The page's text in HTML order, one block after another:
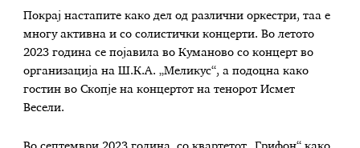
Покрај настапите како дел од различни оркестри, таа е
многу активна и со солистички концерти. Во летото
2023 година се појавила во Куманово со концерт во
организација на Ш.К.А. „Меликус“, а подоцна како
гостин во Скопје на концертот на тенорот Исмет
Весели.